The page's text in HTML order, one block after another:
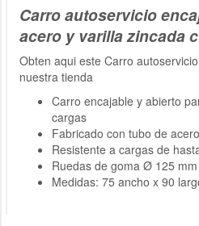
Carro autoservicio
acero y varilla zincada
Obten aqui este Carro
nuestra tienda
Carro encajable y abierto
cargas
Fabricado con tubo de
Resistente a cargas de
Ruedas de goma Ø 125
Medidas: 75 ancho x 90